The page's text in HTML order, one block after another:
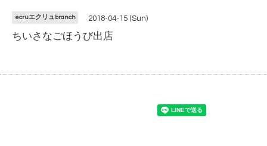
ecruエクリュbranch 2018-04-15 (Sun)
ちいさなごほうび出店